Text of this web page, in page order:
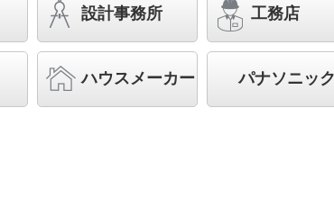
トアーキ） パネル付型／ペンダントタイプ
スペシャル商品（先端技術や優れたデザイン性を持ち
◆受注品
設計事務所 工務店
ハウスメーカー パナソニック